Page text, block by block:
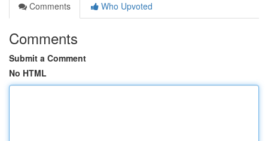
Comments
Who Upvoted
Comments
Submit a Comment
No HTML